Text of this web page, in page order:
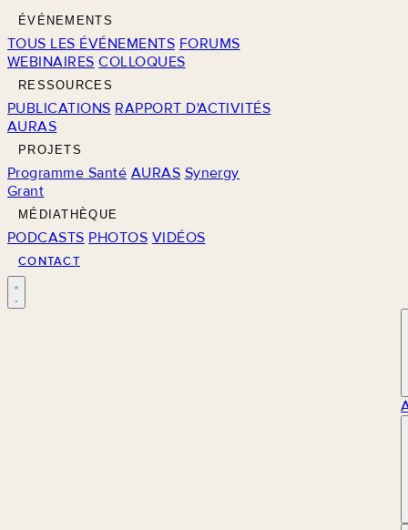
ÉVÉNEMENTS
TOUS LES ÉVÉNEMENTS FORUMS
WEBINAIRES COLLOQUES
RESSOURCES
PUBLICATIONS RAPPORT D'ACTIVITÉS
AURAS
PROJETS
Programme Santé AURAS Synergy
Grant
MÉDIATHÈQUE
PODCASTS PHOTOS VIDÉOS
CONTACT